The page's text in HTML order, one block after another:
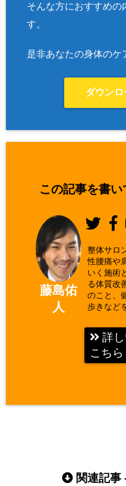
そんな方におすすめの
す。
是非あなたの身体のケ
ダウンロ
この記事を書
藤島佑
人
整体サロ
性腰痛や
いく施術
る体質改
のこと、
歩きなど
詳
こちら
関連記事